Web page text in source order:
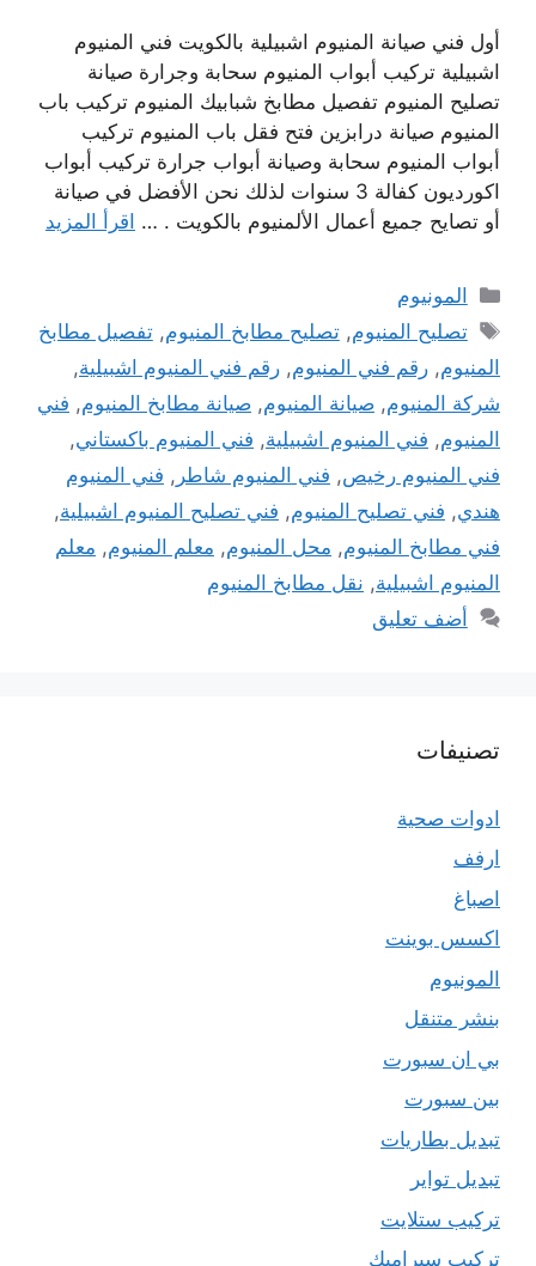
أول فني صيانة المنيوم اشبيلية بالكويت فني المنيوم
اشبيلية تركيب أبواب المنيوم سحابة وجرارة صيانة
تصليح المنيوم تفصيل مطابخ شبابيك المنيوم تركيب باب
المنيوم صيانة درابزين فتح فقل باب المنيوم تركيب
أبواب المنيوم سحابة وصيانة أبواب جرارة تركيب أبواب
اكورديون كفالة 3 سنوات لذلك نحن الأفضل في صيانة
أو تصايح جميع أعمال الألمنيوم بالكويت . … اقرأ المزيد
التصنيفات
المونيوم
الوسوم
تصليح المنيوم,تصليح مطابخ المنيوم,تفصيل مطابخ
المنيوم, رقم فني المنيوم, رقم فني المنيوم اشبيلية,
شركة المنيوم, صيانة المنيوم, صيانة مطابخ المنيوم, فني
المنيوم, فني المنيوم اشبيلية, فني المنيوم باكستاني,
فني المنيوم رخيص, فني المنيوم شاطر , فني المنيوم
هندي, فني تصليح المنيوم, فني تصليح المنيوم اشبيلية,
فني مطابخ المنيوم, محل المنيوم, معلم المنيوم, معلم
المنيوم اشبيلية, نقل مطابخ المنيوم
أضف تعليق
تصنيفات
ادوات صحية
ارفف
اصباغ
اكسس بوينت
المونيوم
بنشر متنقل
بي ان سبورت
بين سبورت
تبديل بطاريات
تبديل تواير
تركيب ستلايت
تركيب سيراميك